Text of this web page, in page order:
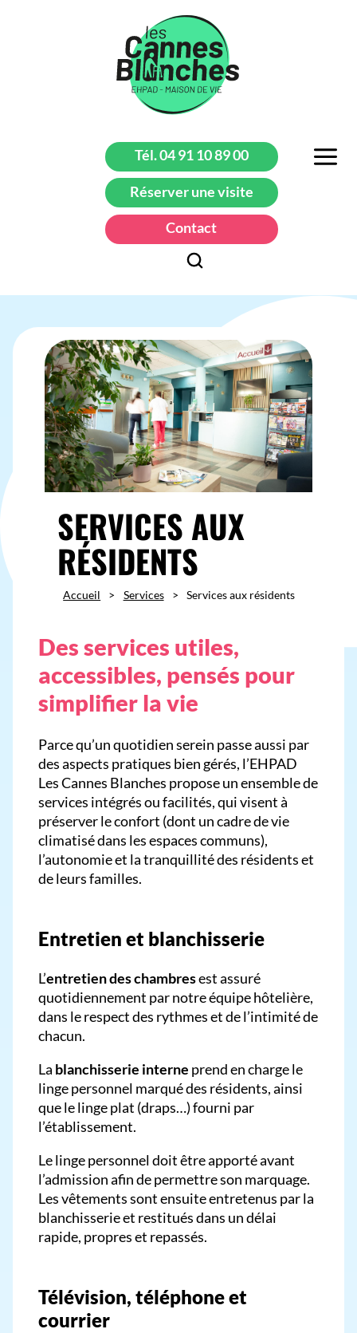
Tél. 04 91 10 89 00
Réserver une visite
Contact
SERVICES AUX
RÉSIDENTS
Accueil > Services > Services aux résidents
Des services utiles,
accessibles, pensés pour
simplifier la vie
Parce qu’un quotidien serein passe aussi par
des aspects pratiques bien gérés, l’EHPAD
Les Cannes Blanches propose un ensemble de
services intégrés ou facilités, qui visent à
préserver le confort (dont un cadre de vie
climatisé dans les espaces communs),
l’autonomie et la tranquillité des résidents et
de leurs familles.
Entretien et blanchisserie
L’entretien des chambresest assuré
quotidiennement par notre équipe hôtelière,
dans le respect des rythmes et de l’intimité de
chacun.
La blanchisserie interne prend en charge le
linge personnel marqué des résidents, ainsi
que le linge plat (draps…) fourni par
l’établissement.
Le linge personnel doit être apporté avant
l’admission afin de permettre son marquage.
Les vêtements sont ensuite entretenus par la
blanchisserie et restitués dans un délai
rapide, propres et repassés.
Télévision, téléphone et
courrier